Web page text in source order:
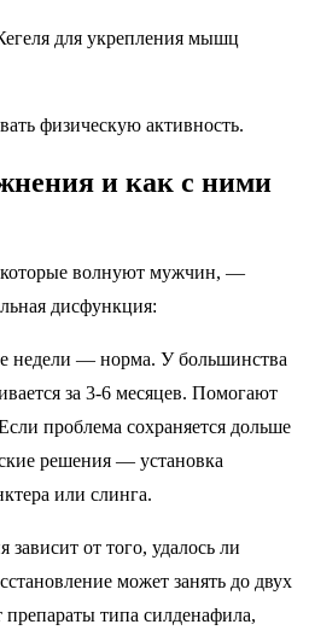
для укрепления мышц
физическую активность.
и как с ними
которые волнуют мужчин, —
дисфункция:
недели — норма. У большинства
за 3-6 месяцев. Помогают
проблема сохраняется дольше
решения — установка
или слинга.
от того, удалось ли
может занять до двух
препараты типа силденафила,